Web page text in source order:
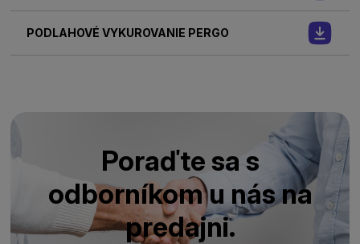
PODLAHOVÉ VYKUROVANIE PERGO
Poraďte sa s
odborníkom u nás na
predajni.